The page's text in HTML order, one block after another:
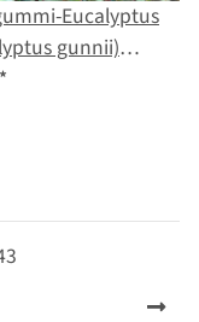
Eucalyptus
gunnii)
*